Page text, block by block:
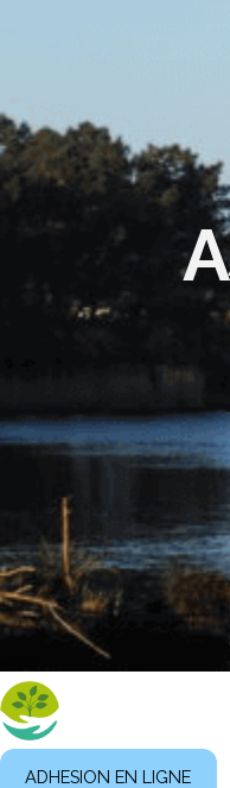
ADHESION EN LIGNE